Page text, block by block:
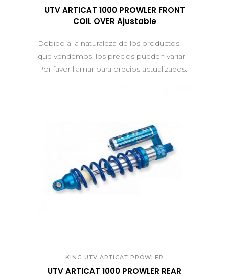
UTV ARTICAT 1000 PROWLER FRONT
COIL OVER Ajustable
Debido a la naturaleza de los productos
que vendemos, los precios pueden variar.
Por favor llamar para precios actualizados.
KING UTV ARTICAT PROWLER
UTV ARTICAT 1000 PROWLER REAR